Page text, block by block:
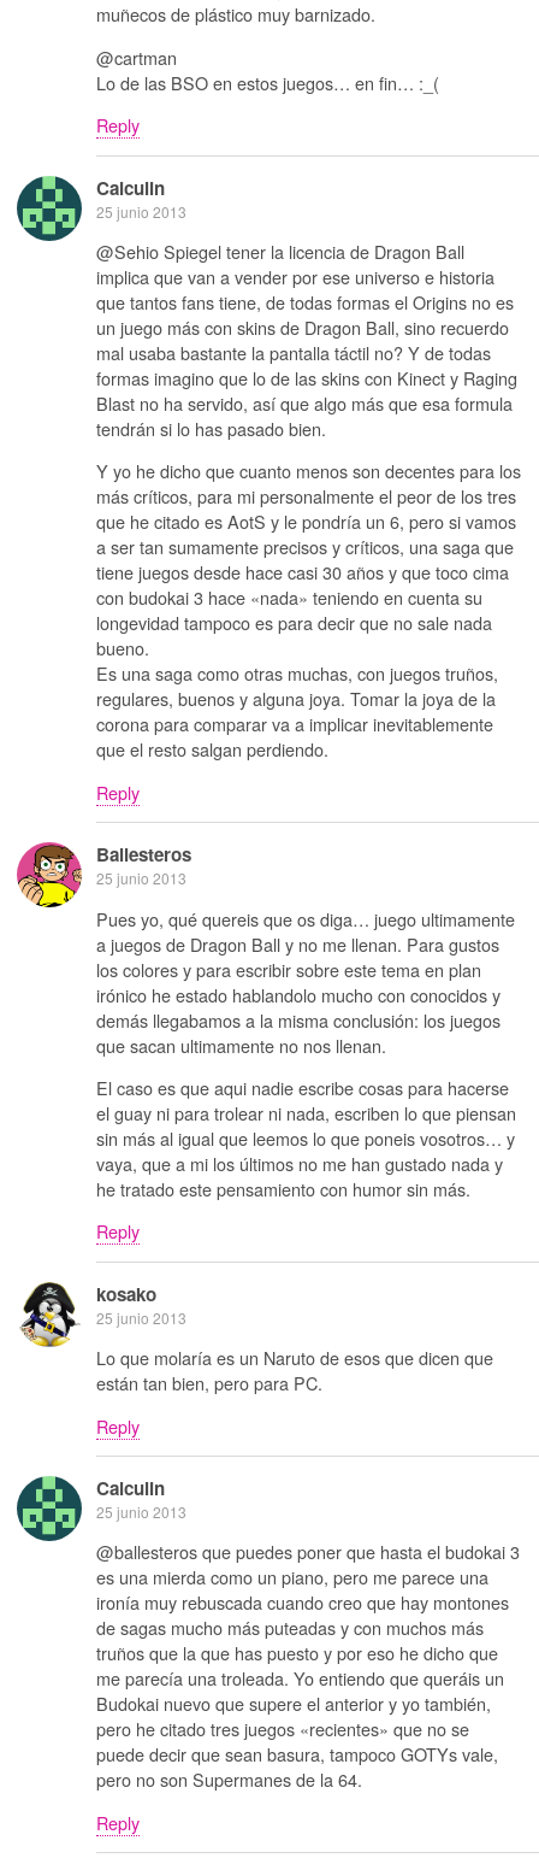
muñecos de plástico muy barnizado.
@cartman
Lo de las BSO en estos juegos… en fin… :_(
Reply
Calculin
25 junio 2013
@Sehio Spiegel tener la licencia de Dragon Ball
implica que van a vender por ese universo e historia
que tantos fans tiene, de todas formas el Origins no es
un juego más con skins de Dragon Ball, sino recuerdo
mal usaba bastante la pantalla táctil no? Y de todas
formas imagino que lo de las skins con Kinect y Raging
Blast no ha servido, así que algo más que esa formula
tendrán si lo has pasado bien.
Y yo he dicho que cuanto menos son decentes para los
más críticos, para mi personalmente el peor de los tres
que he citado es AotS y le pondría un 6, pero si vamos
a ser tan sumamente precisos y críticos, una saga que
tiene juegos desde hace casi 30 años y que toco cima
con budokai 3 hace «nada» teniendo en cuenta su
longevidad tampoco es para decir que no sale nada
bueno.
Es una saga como otras muchas, con juegos truños,
regulares, buenos y alguna joya. Tomar la joya de la
corona para comparar va a implicar inevitablemente
que el resto salgan perdiendo.
Reply
Ballesteros
25 junio 2013
Pues yo, qué quereis que os diga… juego ultimamente
a juegos de Dragon Ball y no me llenan. Para gustos
los colores y para escribir sobre este tema en plan
irónico he estado hablandolo mucho con conocidos y
demás llegabamos a la misma conclusión: los juegos
que sacan ultimamente no nos llenan.
El caso es que aqui nadie escribe cosas para hacerse
el guay ni para trolear ni nada, escriben lo que piensan
sin más al igual que leemos lo que poneis vosotros… y
vaya, que a mi los últimos no me han gustado nada y
he tratado este pensamiento con humor sin más.
Reply
kosako
25 junio 2013
Lo que molaría es un Naruto de esos que dicen que
están tan bien, pero para PC.
Reply
Calculin
25 junio 2013
@ballesteros que puedes poner que hasta el budokai 3
es una mierda como un piano, pero me parece una
ironía muy rebuscada cuando creo que hay montones
de sagas mucho más puteadas y con muchos más
truños que la que has puesto y por eso he dicho que
me parecía una troleada. Yo entiendo que queráis un
Budokai nuevo que supere el anterior y yo también,
pero he citado tres juegos «recientes» que no se
puede decir que sean basura, tampoco GOTYs vale,
pero no son Supermanes de la 64.
Reply